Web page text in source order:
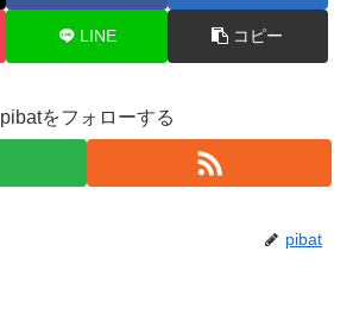
LINE コピー
pibatをフォローする
pibat